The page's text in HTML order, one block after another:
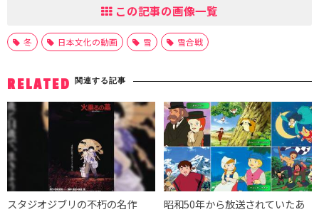
この記事の画像一覧
冬 日本文化の動画 雪 雪合戦
RELATED 関連する記事
スタジオジブリの不朽の名作
昭和50年から放送されていたあ